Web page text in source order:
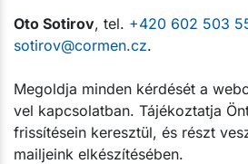
Oto Sotirov, tel. +420 602 503
sotirov@cormen.cz.
Megoldja minden kérdését a
vel kapcsolatban. Tájékoztatja
frissítésein keresztül, és részt
mailjeink elkészítésében.